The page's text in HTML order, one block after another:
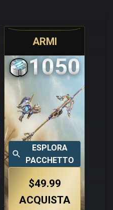
ARMI
1050
ESPLORA
PACCHETTO
$49.99
ACQUISTA